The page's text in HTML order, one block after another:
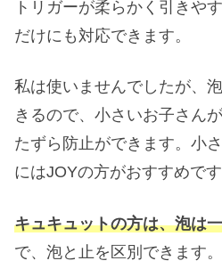
トリガーが柔らかく引きや
だけにも対応できます。
私は使いませんでしたが、
きるので、小さいお子さん
たずら防止ができます。小
にはJOYの方がおすすめです
キュキュットの方は、泡は
で、泡と止を区別できます。